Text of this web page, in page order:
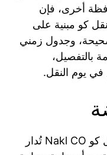
أخرى، فإن
كو مبنية على
وجدول زمني
بالتفصيل،
يوم النقل.
لدى نقل كو Nakl CO تُدار